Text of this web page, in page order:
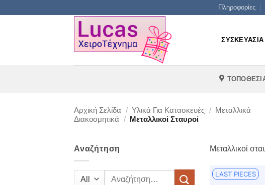
Πληροφορίες
Αρχική Σελίδα / Υλικά Για Κατασκευές /
Μεταλλικά
Διακοσμητικά / Μεταλλικοί Σταυροί
Αναζήτηση
Αναζήτηση
Μεταλλικοί
LAST PIECES